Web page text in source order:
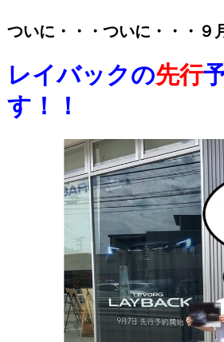
ついに・・・ついに・・・９
レイバックの先行
す！！